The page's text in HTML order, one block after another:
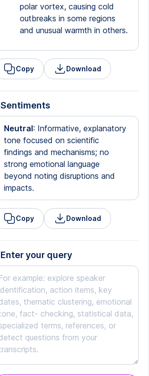
polar vortex, causing cold
outbreaks in some regions
and unusual warmth in others.
Copy Download
Sentiments
Neutral: Informative, explanatory
tone focused on scientific
findings and mechanisms; no
strong emotional language
beyond noting disruptions and
impacts.
Copy Download
Enter your query